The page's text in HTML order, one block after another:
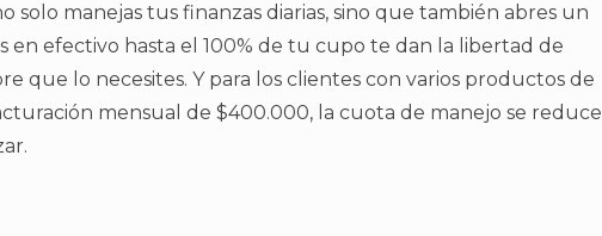
solo manejas tus finanzas diarias, sino que también abres un
en efectivo hasta el 100% de tu cupo te dan la libertad de
que lo necesites. Y para los clientes con varios productos de
mensual de $400.000, la cuota de manejo se reduce